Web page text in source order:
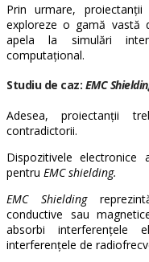
Prin urmare,
exploreze o gamă vastă
apela la simulări
computațional.
Studiu de caz: EMC
Adesea, proiectanții
contradictorii.
Dispozitivele
pentru EMC shielding.
EMC Shielding
conductive sau
absorbi interferențele
interferențele de